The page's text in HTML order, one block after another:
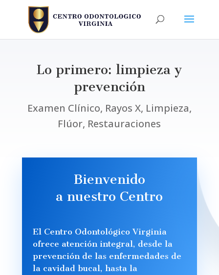
Lo primero: limpieza y
prevención
Examen Clínico, Rayos X, Limpieza,
Flúor, Restauraciones
Bienvenido
a nuestro Centro
El Centro Odontológico Virginia
ofrece atención integral, desde la
prevención de las enfermedades de
la cavidad bucal, hasta la